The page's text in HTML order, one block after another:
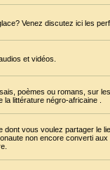
Venez discutez ici les
et vidéos.
poèmes ou romans, sur
littérature négro-africaine .
vous voulez partager le
non encore converti